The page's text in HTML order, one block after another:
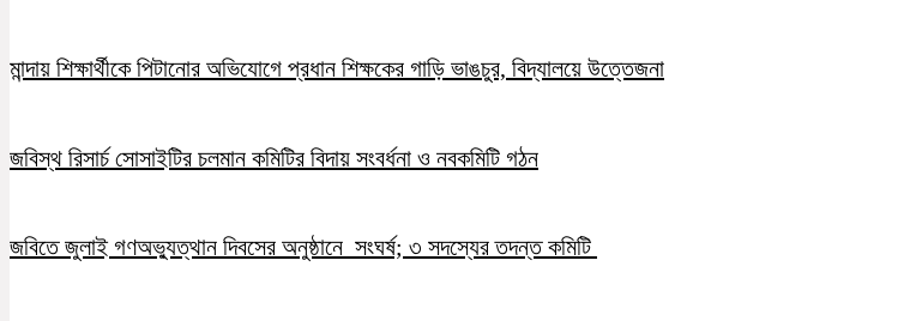
মান্দায় শিক্ষার্থীকে পিটানোর অভিযোগে প্রধান শিক্ষকের গাড়ি ভাঙচুর, বিদ্যালয়ে উত্তেজনা
জবিস্থ রিসার্চ সোসাইটির চলমান কমিটির বিদায় সংবর্ধনা ও নবকমিটি গঠন
জবিতে জুলাই গণঅভ্যুত্থান দিবসের অনুষ্ঠানে সংঘর্ষ; ৩ সদস্যের তদন্ত কমিটি